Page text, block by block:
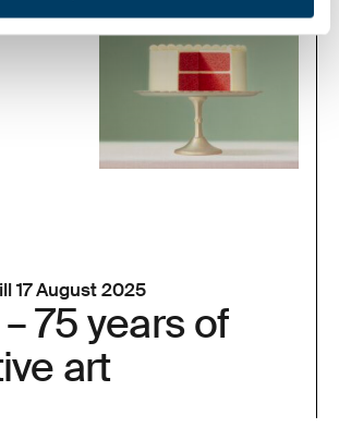
17 August 2025
75 years of
art